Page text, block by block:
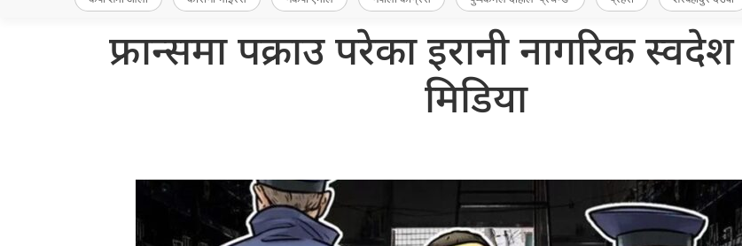
फ्रान्समा पक्राउ परेका इरानी नागरिक स्वदेश
मिडिया